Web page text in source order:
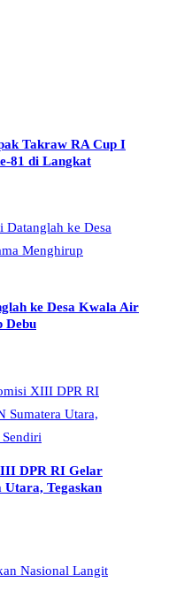
Takraw RA Cup I
81 di Langkat
ke Desa Kwala Air
Debu
DPR RI Gelar
Utara, Tegaskan